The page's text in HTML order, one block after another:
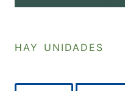
HAY UNIDADES